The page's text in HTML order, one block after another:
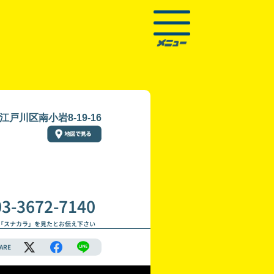
戸川区南小岩8-19-16
3672-7140
スナカラ」を見たとお伝え下さい